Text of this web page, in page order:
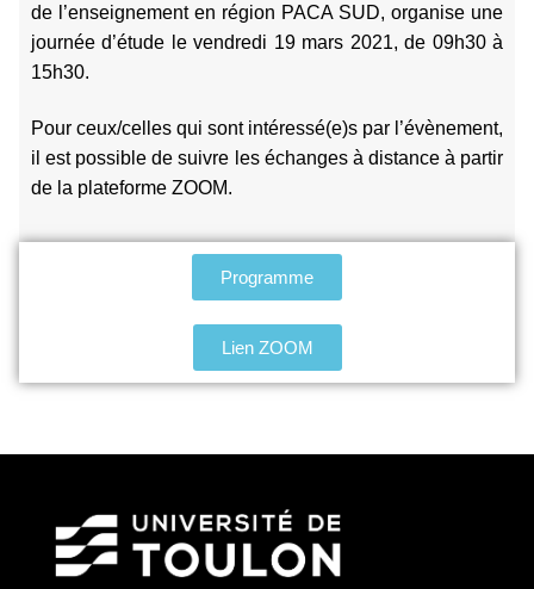
de l’enseignement en région PACA SUD, organise une
journée d’étude le vendredi 19 mars 2021, de 09h30 à
15h30.
Pour ceux/celles qui sont intéressé(e)s par l’évènement,
il est possible de suivre les échanges à distance à partir
de la plateforme ZOOM.
Programme
Lien ZOOM